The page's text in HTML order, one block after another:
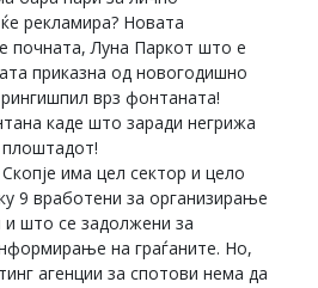
рекламира? Новата
почната, Луна Паркот што е
приказна од новогодишно
врз фонтаната!
каде што заради негрижа
има цел сектор и цело
9 вработени за организирање
што се задолжени за
на граѓаните. Но,
агенции за спотови нема да